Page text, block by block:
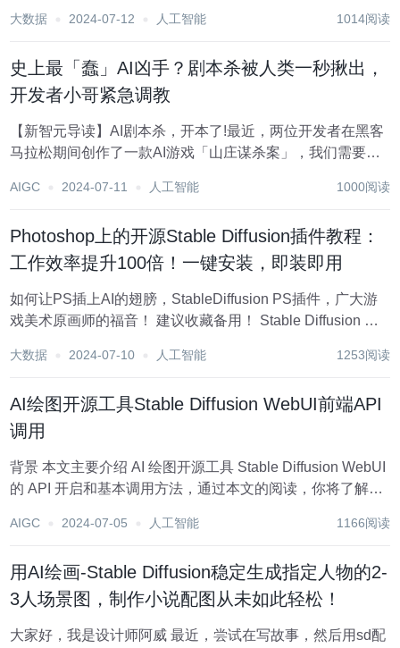
快朵颐、卢本伟吃屏幕，甚至还有些邪门的AI接吻视频。 还
大数据 2024-07-12 人工智能 1014阅读
史上最「蠢」AI凶手？剧本杀被人类一秒揪出，
开发者小哥紧急调教
【新智元导读】AI剧本杀，开本了!最近，两位开发者在黑客
马拉松期间创作了一款AI游戏「山庄谋杀案」，我们需要和
玩后，结局出乎意料…… 想玩剧本杀但凑不齐人发车? 别苦
AIGC 2024-07-11 人工智能 1000阅读
Photoshop上的开源Stable Diffusion插件教程：
工作效率提升100倍！一键安装，即装即用
如何让PS插上AI的翅膀，StableDiffusion PS插件，广大游
戏美术原画师的福音！ 建议收藏备用！ Stable Diffusion 是
神，它催生了众多 AI 绘...
大数据 2024-07-10 人工智能 1253阅读
AI绘图开源工具Stable Diffusion WebUI前端API
调用
背景 本文主要介绍 AI 绘图开源工具 Stable Diffusion WebUI
的 API 开启和基本调用方法，通过本文的阅读，你将了解到
文生图、图生图、局部重...
AIGC 2024-07-05 人工智能 1166阅读
用AI绘画-Stable Diffusion稳定生成指定人物的2-
3人场景图，制作小说配图从未如此轻松！
大家好，我是设计师阿威 最近，尝试在写故事，然后用sd配